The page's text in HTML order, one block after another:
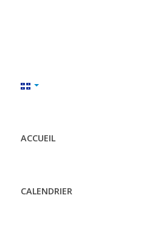
ACCUEIL
CALENDRIER